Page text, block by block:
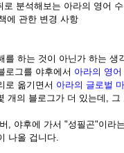
로 분석해보는 아라의 영어
에 관한 변경 사항
를 하는 것이 아닌가 하는 생
로그를 야후에서 아라의 영
로 옮기면서 아라의 글로벌
개의 블로그가 더 있는데,
, 야후에 가서 "성필곤"이라
나올 겁니다.